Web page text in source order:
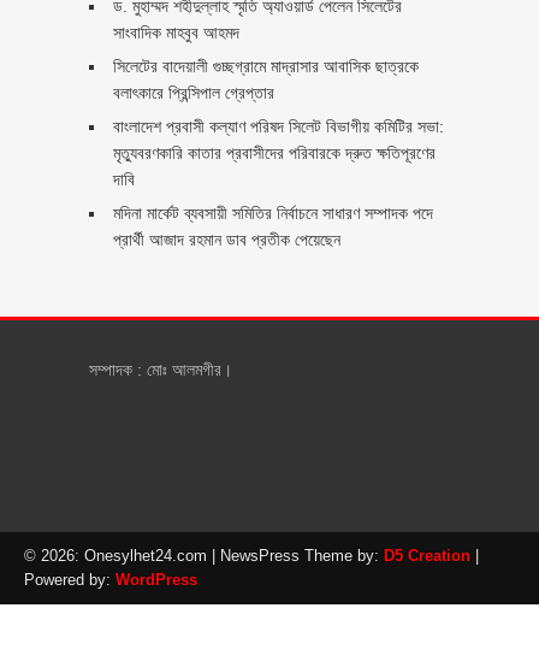
ড. মুহাম্মদ শহীদুল্লাহ স্মৃতি অ্যাওয়ার্ড পেলেন সিলেটের
সাংবাদিক মাহবুব আহমদ
সিলেটের বাদেয়ালী গুচ্ছগ্রামে মাদ্রাসার আবাসিক ছাত্রকে
বলাৎকারে প্রিন্সিপাল গ্রেপ্তার ‎
বাংলাদেশ প্রবাসী কল্যাণ পরিষদ সিলেট বিভাগীয় কমিটির সভা:
মৃত্যুবরণকারি কাতার প্রবাসীদের পরিবারকে দ্রুত ক্ষতিপূরণের
দাবি
মদিনা মার্কেট ব্যবসায়ী সমিতির নির্বাচনে সাধারণ সম্পাদক পদে
প্রার্থী আজাদ রহমান ডাব প্রতীক পেয়েছেন ‎
সম্পাদক : মোঃ আলমগীর।
© 2026: Onesylhet24.com | NewsPress Theme by: D5 Creation
Powered by: WordPress